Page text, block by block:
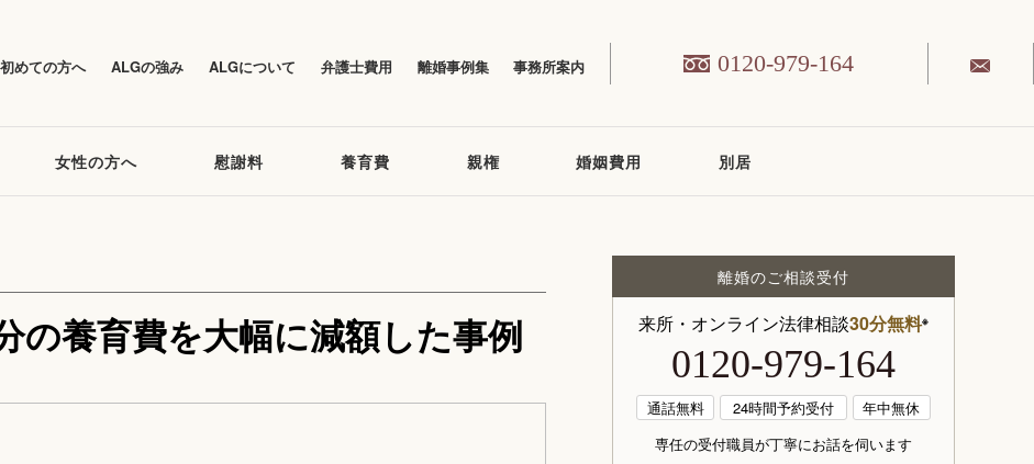
初めての方へ ALGの強み ALGについて 弁護士費用 離婚事例集 事務所案内 0120-979-164
女性の方へ 慰謝料 養育費 親権 婚姻費用 別居
の養育費を大幅に減額した事例
離婚のご相談受付
来所・オンライン法律相談30分無料※
0120-979-164
通話無料 24時間予約受付
年中無休
専任の受付職員が丁寧にお話を伺います